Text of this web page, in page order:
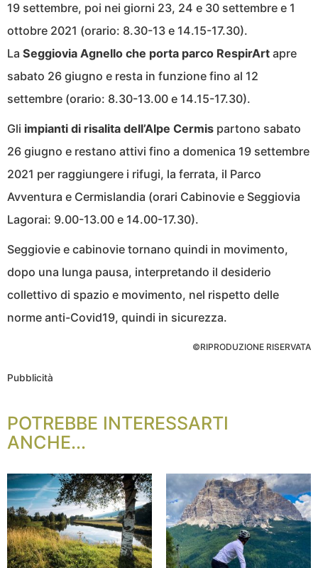
19 settembre, poi nei giorni 23, 24 e 30 settembre e 1
ottobre 2021 (orario: 8.30-13 e 14.15-17.30).
La Seggiovia Agnello che porta parco RespirArt apre
sabato 26 giugno e resta in funzione fino al 12
settembre (orario: 8.30-13.00 e 14.15-17.30).
Gli impianti di risalita dell’Alpe Cermis partono sabato
26 giugno e restano attivi fino a domenica 19 settembre
2021 per raggiungere i rifugi, la ferrata, il Parco
Avventura e Cermislandia (orari Cabinovie e Seggiovia
Lagorai: 9.00-13.00 e 14.00-17.30).
Seggiovie e cabinovie tornano quindi in movimento,
dopo una lunga pausa, interpretando il desiderio
collettivo di spazio e movimento, nel rispetto delle
norme anti-Covid19, quindi in sicurezza.
©RIPRODUZIONE RISERVATA
Pubblicità
POTREBBE INTERESSARTI
ANCHE...